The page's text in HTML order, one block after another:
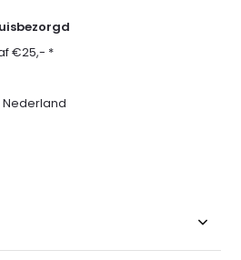
€25,- *
Nederland